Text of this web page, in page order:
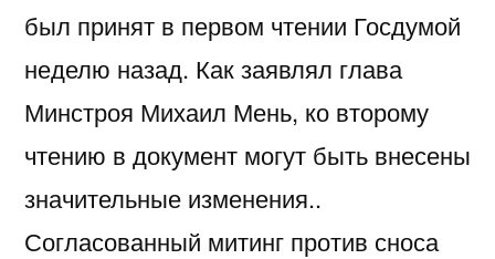
был принят в первом чтении Госдумой
неделю назад. Как заявлял глава
Минстроя Михаил Мень, ко второму
чтению в документ могут быть внесены
значительные изменения..
Согласованный митинг против сноса